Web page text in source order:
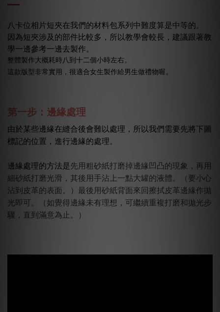
八卡位相片短夾在我們的材料包系列中難度算是中等的。
因為短夾涉及的部件比較多，所以教學會較長，建議跟著教
學一邊參考一邊去製作。
整體製作大概耗時八到十二個小時左右。
這款版型非常實用，很適合女生製作給男生做禮物喔 。
第一步：邊緣處理
由於某些邊緣在縫合後會難以處理，所以我們需要先將下圖
標記的位置，進行邊緣的處理。
邊緣處理的方法是先用粗砂紙打磨掉邊緣凹凸的現象，再用
細砂紙打磨光滑，其後用手沾上一點大罐的液體。（要小心
沾到皮革的表面。）最後用砂紙背面來回擦拭皮革邊緣作拋
光即可。（如覺得邊緣未有理想，可繼續重複打磨和拋光步
驟，直到滿意為止。）